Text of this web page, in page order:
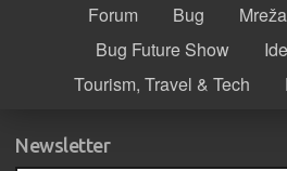
Forum Bug Mreža
Bug Future Show
Tourism, Travel & Tech
Newsletter